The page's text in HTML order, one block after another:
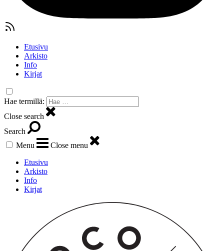
Etusivu
Arkisto
Info
Kirjat
Hae termillä:
Close search
Search
Menu
Close menu
Etusivu
Arkisto
Info
Kirjat